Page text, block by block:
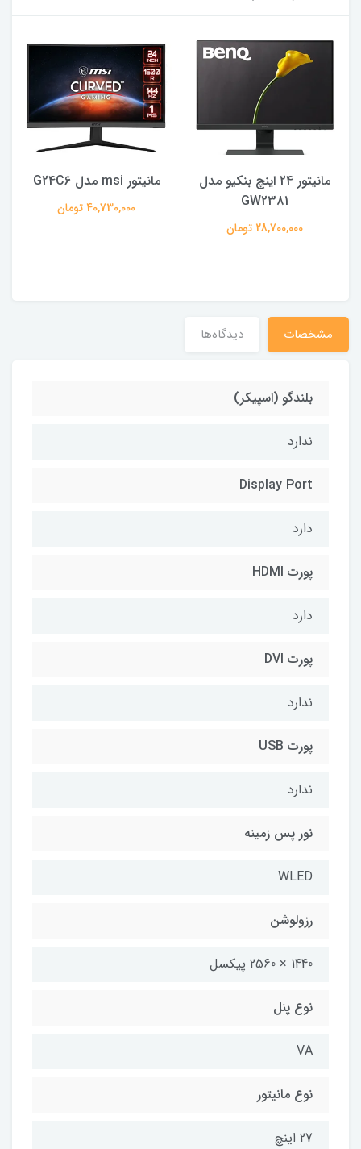
مانیتور 24 اینچ بنکیو مدل
GW2381
28,700,000 تومان
مانیتور msi مدل G24C6
40,730,000 تومان
مشخصات دیدگاه‌ها
بلندگو (اسپیکر)
ندارد
Display Port
دارد
پورت HDMI
دارد
پورت DVI
ندارد
پورت USB
ندارد
نور پس زمینه
WLED
رزولوشن
1440 × 2560 پیکسل
نوع پنل
VA
نوع مانیتور
27 اینچ